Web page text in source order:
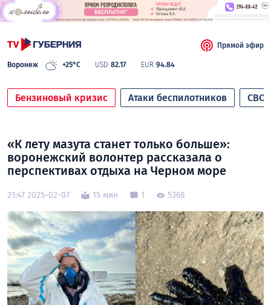
Воронеж +25°C USD 82.17 EUR 94.84
Прямой эфир
Бензиновый кризис Атаки беспилотников СВО
«К лету мазута станет только больше»:
воронежский волонтер рассказала о
перспективах отдыха на Черном море
21:47 2025-02-07 15 мин 1 5368